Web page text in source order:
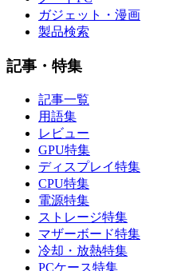
ガジェット・漫画
製品検索
記事・特集
記事一覧
用語集
レビュー
GPU特集
ディスプレイ特集
CPU特集
電源特集
ストレージ特集
マザーボード特集
冷却・放熱特集
PCケース特集